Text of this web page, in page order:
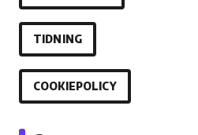
TIDNING
COOKIEPOLICY